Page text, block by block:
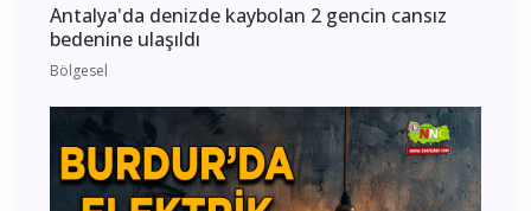
Antalya'da denizde kaybolan 2 gencin cansız
bedenine ulaşıldı
Bölgesel